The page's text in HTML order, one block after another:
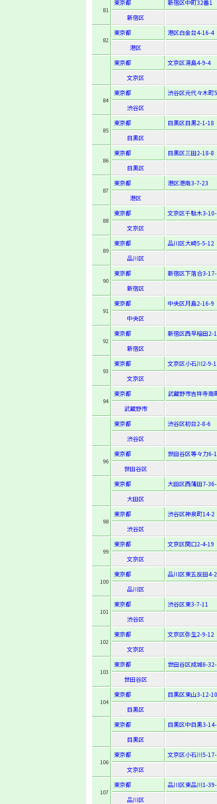
81
東京都
新宿区中町32番1
新宿区
82
東京都
港区白金台4-16-4
港区
東京都
文京区湯島4-9-4
文京区
84
東京都
渋谷区元代々木町
渋谷区
85
東京都
目黒区目黒2-1-18
目黒区
86
東京都
目黒区三田2-18-8
目黒区
87
東京都
港区港南3-7-23
港区
88
東京都
文京区千駄木3-
文京区
89
東京都
品川区大崎5-5-12
品川区
90
東京都
新宿区下落合3-
新宿区
91
東京都
中央区月島2-16-9
中央区
92
東京都
新宿区西早稲田2-
新宿区
93
東京都
文京区小石川2-9-
文京区
94
東京都
武蔵野市吉祥寺南
武蔵野市
東京都
渋谷区初台2-8-6
渋谷区
96
東京都
世田谷区等々力6-
世田谷区
東京都
大田区西蒲田7-
大田区
98
東京都
渋谷区神泉町14-2
渋谷区
99
東京都
文京区関口2-4-19
文京区
100
東京都
品川区東五反田4-
品川区
101
東京都
渋谷区東3-7-11
渋谷区
102
東京都
文京区弥生2-9-12
文京区
103
東京都
世田谷区成城6-
世田谷区
104
東京都
目黒区東山3-12-10
目黒区
東京都
目黒区中目黒3-
目黒区
106
東京都
文京区小石川5-
文京区
107
東京都
品川区東品川1-
品川区